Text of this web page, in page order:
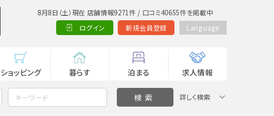
8月8日（土）現在 店舗情報9271件 / 口コミ40655件を掲載中
ログイン
新規会員登録 Language
ショッピング 暮らす 泊まる 求人情報
詳しく検索